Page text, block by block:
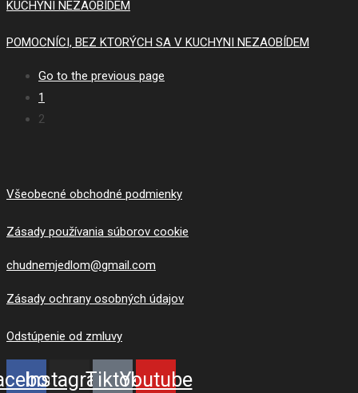
POMOCNÍCI, BEZ KTORÝCH SA V KUCHYNI NEZAOBÍDEM
Go to the previous page
1
2
Všeobecné obchodné podmienky
Zásady používania súborov cookie
chudnemjedlom@gmail.com
Zásady ochrany osobných údajov
Odstúpenie od zmluvy
InstagramTiktokYoutube